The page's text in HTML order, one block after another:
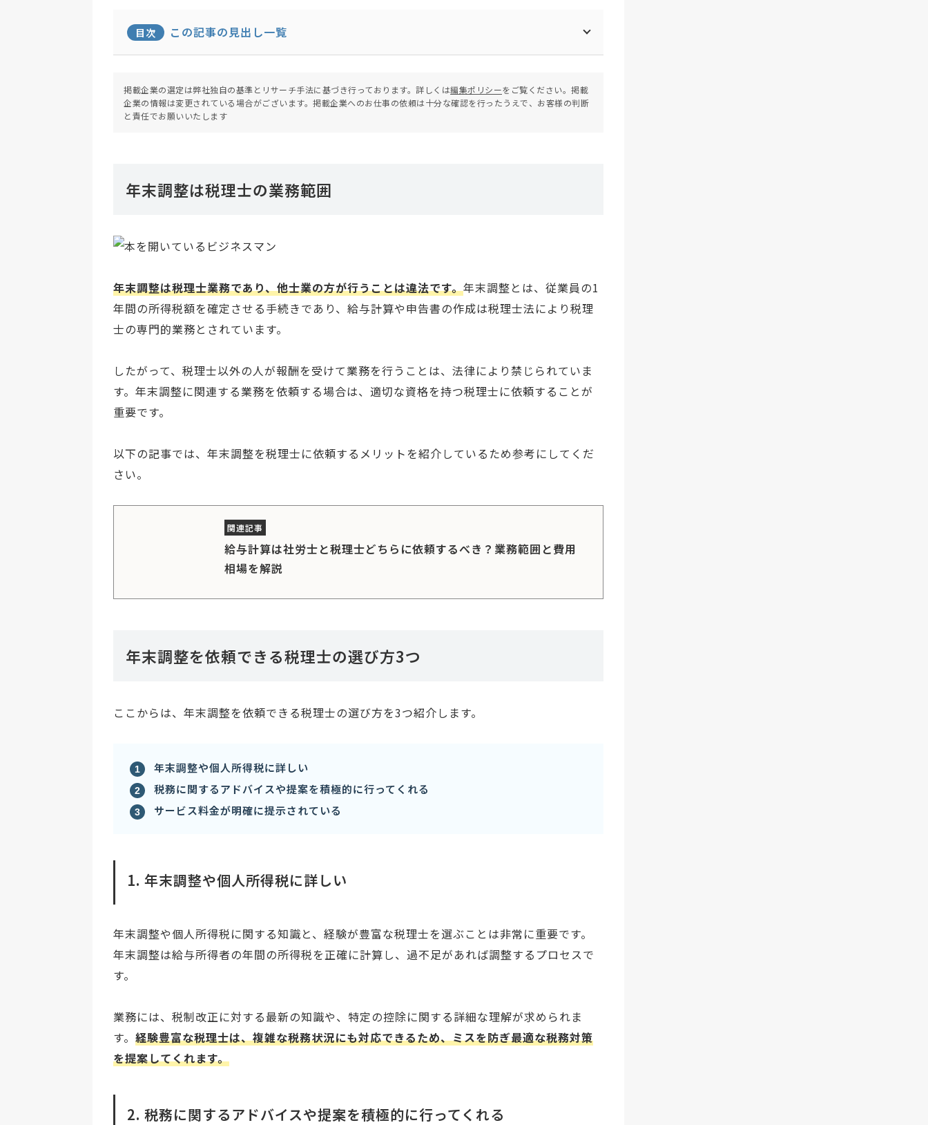
目次 この記事の見出し一覧
掲載企業の選定は弊社独自の基準とリサーチ手法に基づき行っております。詳しくは編集ポリシーをご覧ください。掲載
企業の情報は変更されている場合がございます。掲載企業へのお仕事の依頼は十分な確認を行ったうえで、お客様の判断
と責任でお願いいたします
年末調整は税理士の業務範囲
年末調整は税理士業務であり、他士業の方が行うことは違法です。年末調整とは、従業員の1
年間の所得税額を確定させる手続きであり、給与計算や申告書の作成は税理士法により税理
士の専門的業務とされています。
したがって、税理士以外の人が報酬を受けて業務を行うことは、法律により禁じられていま
す。年末調整に関連する業務を依頼する場合は、適切な資格を持つ税理士に依頼することが
重要です。
以下の記事では、年末調整を税理士に依頼するメリットを紹介しているため参考にしてくだ
さい。
給与計算は社労士と税理士どちらに依頼するべき？業務範囲と費用
相場を解説
年末調整を依頼できる税理士の選び方3つ
ここからは、年末調整を依頼できる税理士の選び方を3つ紹介します。
年末調整や個人所得税に詳しい
税務に関するアドバイスや提案を積極的に行ってくれる
サービス料金が明確に提示されている
1. 年末調整や個人所得税に詳しい
年末調整や個人所得税に関する知識と、経験が豊富な税理士を選ぶことは非常に重要です。
年末調整は給与所得者の年間の所得税を正確に計算し、過不足があれば調整するプロセスで
す。
業務には、税制改正に対する最新の知識や、特定の控除に関する詳細な理解が求められま
す。 経験豊富な税理士は、複雑な税務状況にも対応できるため、ミスを防ぎ最適な税務対策
を提案してくれます。
2. 税務に関するアドバイスや提案を積極的に行ってくれる